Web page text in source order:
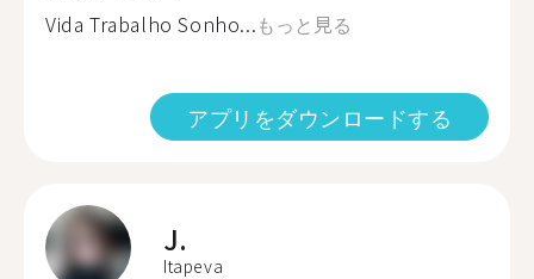
Vida Trabalho Sonho...もっと見る
アプリをダウンロードする
J.
Itapeva